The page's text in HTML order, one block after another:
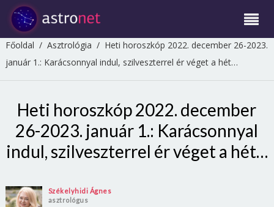
Főoldal / Asztrológia / Heti horoszkóp 2022. december 26-2023.
január 1.: Karácsonnyal indul, szilveszterrel ér véget a hét…
Heti horoszkóp 2022. december
26-2023. január 1.: Karácsonnyal
indul, szilveszterrel ér véget a hét…
Székelyhidi Ágnes
asztrológus